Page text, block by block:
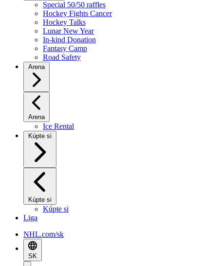
Special 50/50 raffles
Hockey Fights Cancer
Hockey Talks
Lunar New Year
In-kind Donation
Fantasy Camp
Road Safety
Arena
Arena
Ice Rental
Kúpte si
Kúpte si
Kúpte si
Liga
NHL.com/sk
SK